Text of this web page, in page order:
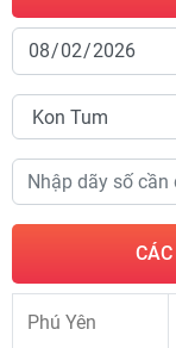
Phú Yên